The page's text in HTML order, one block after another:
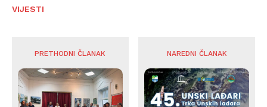
VIJESTI
PRETHODNI ČLANAK NAREDNI ČLANAK